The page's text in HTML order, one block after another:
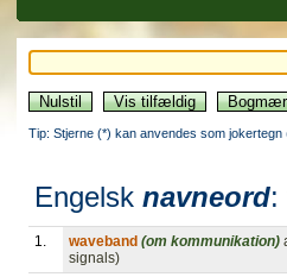
Tip: Stjerne (*) kan anvendes som
Engelsk navneord:
1. waveband (om kommunikation)
signals)